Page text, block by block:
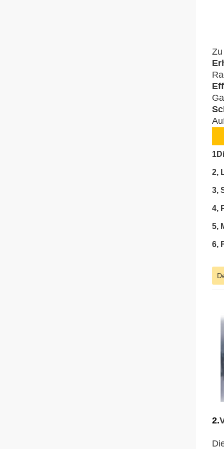
2,
3,
4,
5,
6,
2.